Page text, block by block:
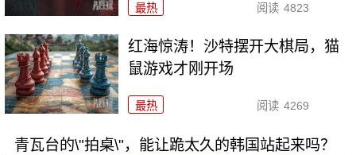
最热 阅读 4823
红海惊涛！沙特摆开大棋局，猫
鼠游戏才刚开场
最热 阅读 4269
青瓦台的\"拍桌\"，能让跪太久的韩国站起来吗？